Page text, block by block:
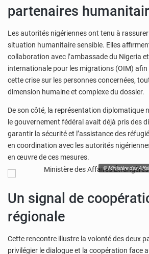
partenaires
Les autorités nigériennes ont tenu à
situation humanitaire sensible. Elles
collaboration avec l’ambassade du Nigeria
internationale pour les migrations (OIM) afin
cette crise sur les personnes concernées,
dimension humaine et complexe du dossier.
De son côté, la représentation diplomatique
le gouvernement fédéral avait déjà pris des
garantir la sécurité et l’assistance des
en coordination avec les autorités
en œuvre de ces mesures.
© Ministère des
Un signal de
régionale
Cette rencontre illustre la volonté des deux
privilégier le dialogue et la coopération face